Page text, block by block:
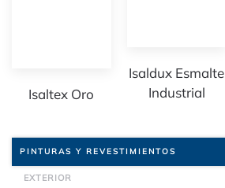
Isaltex Oro
Isaldux Esmalte
Industrial
PINTURAS Y REVESTIMIENTOS
EXTERIOR